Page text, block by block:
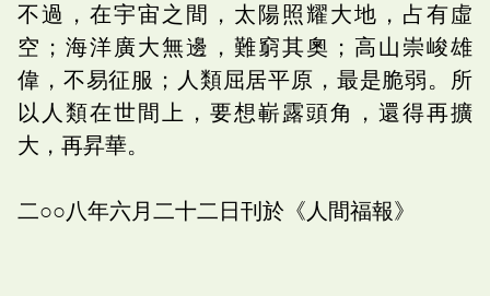
不過，在宇宙之間，太陽照耀大地，占有虛
空；海洋廣大無邊，難窮其奧；高山崇峻雄
偉，不易征服；人類屈居平原，最是脆弱。所
以人類在世間上，要想嶄露頭角，還得再擴
大，再昇華。
二○○八年六月二十二日刊於《人間福報》